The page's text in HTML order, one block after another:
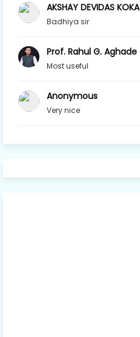
AKSHAY DEVIDAS
Badhiya sir
Prof. Rahul G.
Most useful
Anonymous
Very nice